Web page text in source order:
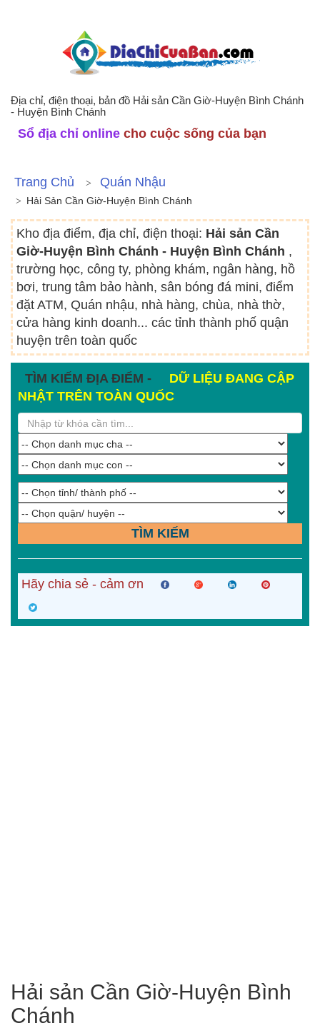
Địa chỉ, điện thoại, bản đồ Hải sản Cần Giờ-Huyện Bình Chánh
- Huyện Bình Chánh
Sổ địa chỉ online cho cuộc sống của bạn
Trang Chủ Quán Nhậu
Hải Sản Cần Giờ-Huyện Bình Chánh
Kho địa điểm, địa chỉ, điện thoại: Hải sản Cần
Giờ-Huyện Bình Chánh - Huyện Bình Chánh ,
trường học, công ty, phòng khám, ngân hàng, hồ
bơi, trung tâm bảo hành, sân bóng đá mini, điểm
đặt ATM, Quán nhậu, nhà hàng, chùa, nhà thờ,
cửa hàng kinh doanh... các tỉnh thành phố quận
huyện trên toàn quốc
TÌM KIẾM ĐỊA ĐIỂM -
DỮ LIỆU ĐANG CẬP
NHẬT TRÊN TOÀN QUỐC
TÌM KIẾM
Hãy chia sẻ - cảm ơn
Hải sản Cần Giờ-Huyện Bình
Chánh